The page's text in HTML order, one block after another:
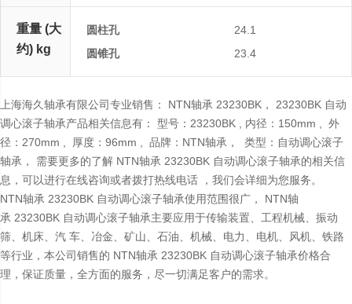
重量 (大
约) kg
圆柱孔
24.1
圆锥孔
23.4
上海海久轴承有限公司专业销售： NTN轴承 23230BK， 23230BK 自动
调心滚子轴承产品相关信息有： 型号：23230BK , 内径：150mm , 外
径：270mm , 厚度：96mm , 品牌：NTN轴承， 类型：自动调心滚子
轴承， 需要更多的了解 NTN轴承 23230BK 自动调心滚子轴承的相关信
息，可以进行在线咨询或者拨打热线电话 ，我们会详细为您服务。
NTN轴承 23230BK 自动调心滚子轴承使用范围很广， NTN轴
承 23230BK 自动调心滚子轴承主要应用于传输装置、工程机械、振动
筛、机床、汽 车、冶金、矿山、石油、机械、电力、电机、风机、铁路
等行业，本公司销售的 NTN轴承 23230BK 自动调心滚子轴承价格合
理，保证质量，全方面的服务，尽一切满足客户的需求。